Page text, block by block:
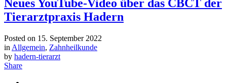
Neues YouTube-Video über das CBCT der
Tierarztpraxis Hadern
Posted on 15. September 2022
in Allgemein, Zahnheilkunde
by hadern-tierarzt
Share